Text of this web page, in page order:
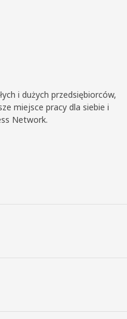
i dużych przedsiębiorców,
miejsce pracy dla siebie i
Network.